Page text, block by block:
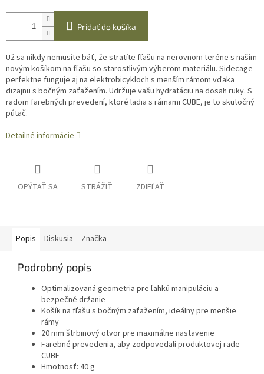
Pridať do košíka
Už sa nikdy nemusíte báť, že stratíte fľašu na nerovnom teréne s našim
novým košíkom na fľašu so starostlivým výberom materiálu. Sidecage
perfektne funguje aj na elektrobicykloch s menším rámom vďaka
dizajnu s bočným zaťažením. Udržuje vašu hydratáciu na dosah ruky. S
radom farebných prevedení, ktoré ladia s rámami CUBE, je to skutočný
pútač.
Detailné informácie
OPÝTAŤ SA STRÁŽIŤ ZDIEĽAŤ
Popis Diskusia Značka
Podrobný popis
Optimalizovaná geometria pre ľahkú manipuláciu a
bezpečné držanie
Košík na fľašu s bočným zaťažením, ideálny pre menšie
rámy
20 mm štrbinový otvor pre maximálne nastavenie
Farebné prevedenia, aby zodpovedali produktovej rade
CUBE
Hmotnosť: 40 g